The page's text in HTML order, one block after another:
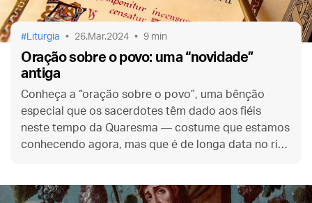
Liturgia 26.Mar.2024 9 min
Oração sobre o povo: uma “novidade”
antiga
Conheça a “oração sobre o povo”, uma bênção
especial que os sacerdotes têm dado aos fiéis
neste tempo da Quaresma — costume que estamos
conhecendo agora, mas que é de longa data no rito